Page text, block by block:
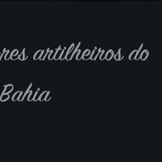
artilheiros do
Bahia